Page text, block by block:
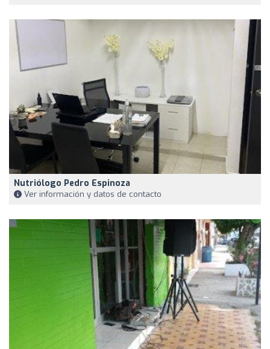
Nutriólogo Pedro Espinoza
Ver información y datos de contacto